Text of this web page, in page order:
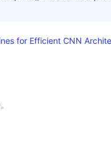
for Efficient CNN